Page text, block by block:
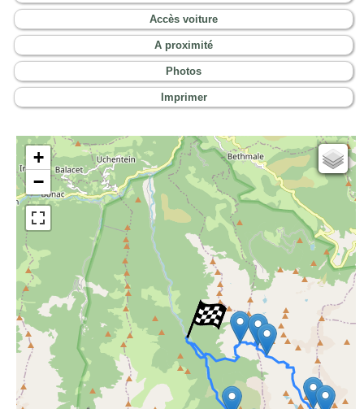
Accès voiture
A proximité
Photos
Imprimer
+
−
Cartes IGN
Open Topo Map
Open Street Map
ESRI Word Imagery
Photographies aériennes